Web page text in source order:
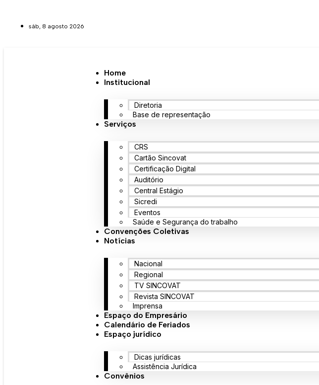
sáb, 8 agosto 2026
Home
Institucional
Diretoria
Base de representação
Serviços
CRS
Cartão Sincovat
Certificação Digital
Auditório
Central Estágio
Sicredi
Eventos
Saúde e Segurança do trabalho
Convenções Coletivas
Notícias
Nacional
Regional
TV SINCOVAT
Revista SINCOVAT
Imprensa
Espaço do Empresário
Calendário de Feriados
Espaço jurídico
Dicas jurídicas
Assistência Jurídica
Convênios